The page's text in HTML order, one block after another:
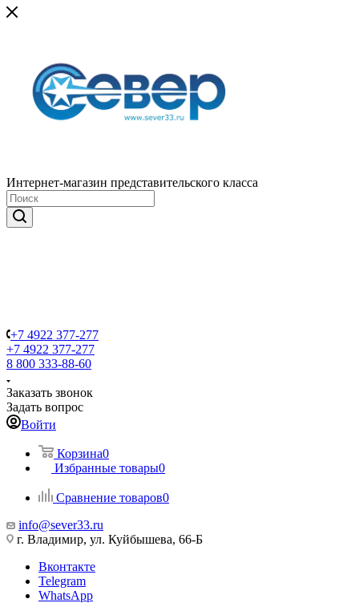
Интернет-магазин представительского класса
+7 4922 377-277
+7 4922 377-277
8 800 333-88-60
Заказать звонок
Задать вопрос
Войти
Корзина0
Избранные товары0
Сравнение товаров0
info@sever33.ru
г. Владимир, ул. Куйбышева, 66-Б
Вконтакте
Telegram
WhatsApp